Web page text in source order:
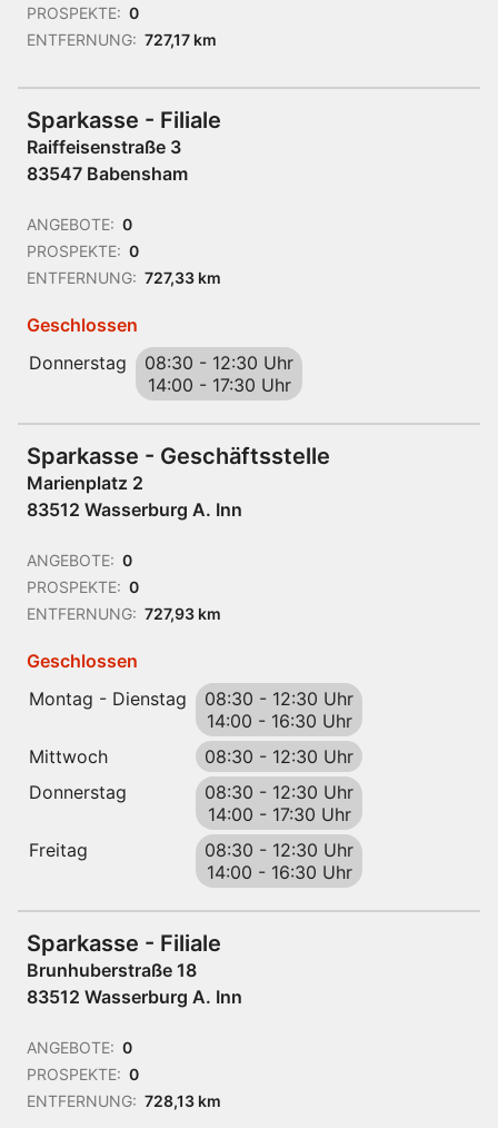
PROSPEKTE: 0
ENTFERNUNG: 727,17 km
Sparkasse - Filiale
Raiffeisenstraße 3
83547 Babensham
ANGEBOTE: 0
PROSPEKTE: 0
ENTFERNUNG: 727,33 km
Geschlossen
Donnerstag
08:30 - 12:30 Uhr
14:00 - 17:30 Uhr
Sparkasse - Geschäftsstelle
Marienplatz 2
83512 Wasserburg A. Inn
ANGEBOTE: 0
PROSPEKTE: 0
ENTFERNUNG: 727,93 km
Geschlossen
Montag - Dienstag
08:30 - 12:30 Uhr
14:00 - 16:30 Uhr
Mittwoch
08:30 - 12:30 Uhr
Donnerstag
08:30 - 12:30 Uhr
14:00 - 17:30 Uhr
Freitag
08:30 - 12:30 Uhr
14:00 - 16:30 Uhr
Sparkasse - Filiale
Brunhuberstraße 18
83512 Wasserburg A. Inn
ANGEBOTE: 0
PROSPEKTE: 0
ENTFERNUNG: 728,13 km